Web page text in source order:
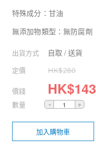
特殊成分：甘油
無添加物類型：無防腐劑
出貨方式 自取 / 送貨
定價 HK$280
價錢 HK$143
數量
加入購物車